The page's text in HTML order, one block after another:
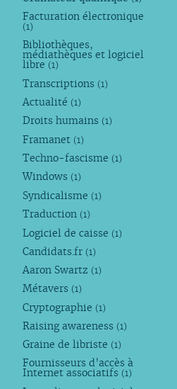
Facturation électronique
(1)
Bibliothèques,
médiathèques et logiciel
libre (1)
Transcriptions (1)
Actualité (1)
Droits humains (1)
Framanet (1)
Techno-fascisme (1)
Windows (1)
Syndicalisme (1)
Traduction (1)
Logiciel de caisse (1)
Candidats.fr (1)
Aaron Swartz (1)
Métavers (1)
Cryptographie (1)
Raising awareness (1)
Graine de libriste (1)
Fournisseurs d’accès à
Internet associatifs (1)